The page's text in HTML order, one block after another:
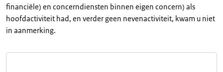
financiële) en concerndiensten binnen eigen concern) als
hoofdactiviteit had, en verder geen nevenactiviteit, kwam u niet
in aanmerking.